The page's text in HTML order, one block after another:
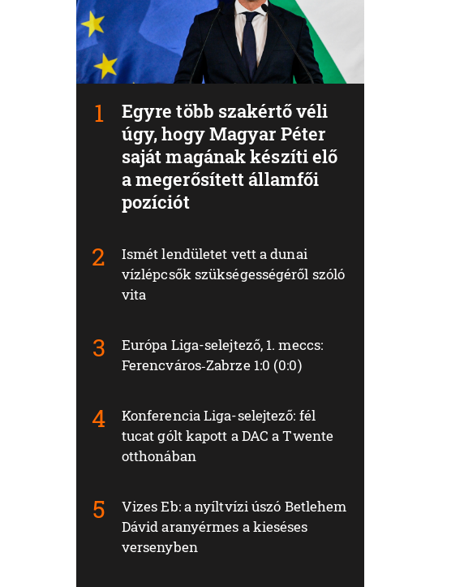
Egyre több szakértő véli
úgy, hogy Magyar Péter
saját magának készíti elő
a megerősített államfői
pozíciót
Ismét lendületet vett a dunai
vízlépcsők szükségességéről szóló
vita
Európa Liga-selejtező, 1. meccs:
Ferencváros‑Zabrze 1:0 (0:0)
Konferencia Liga-selejtező: fél
tucat gólt kapott a DAC a Twente
otthonában
Vizes Eb: a nyíltvízi úszó Betlehem
Dávid aranyérmes a kieséses
versenyben